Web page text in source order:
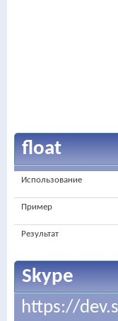
float
Использование
Пример
Результат
Skype
https://